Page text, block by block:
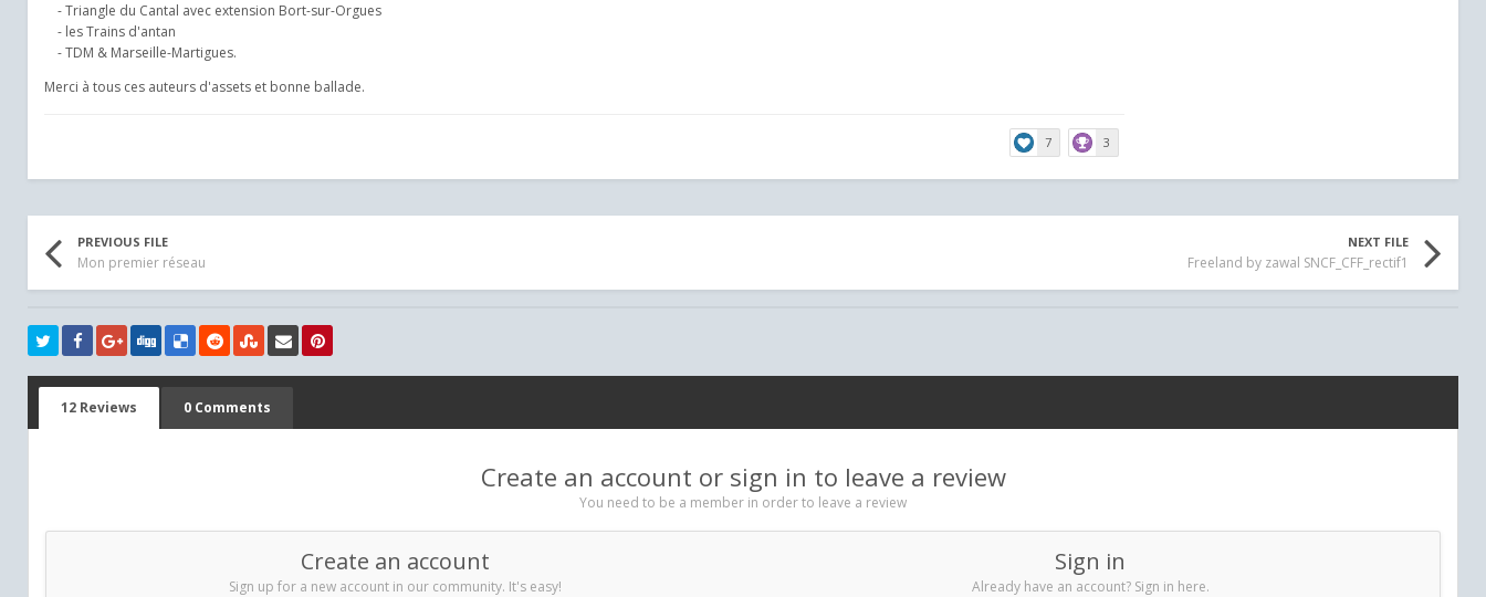
- Triangle du Cantal avec extension Bort-sur-Orgues
- les Trains d'antan
- TDM & Marseille-Martigues.
Merci à tous ces auteurs d'assets et bonne ballade.
7 3
PREVIOUS FILE
Mon premier réseau
NEXT FILE
Freeland by zawal SNCF_CFF_rectif1
12 Reviews 0 Comments
Create an account or sign in to leave a review
You need to be a member in order to leave a review
Create an account
Sign up for a new account in our community. It's easy!
Sign in
Already have an account? Sign in here.